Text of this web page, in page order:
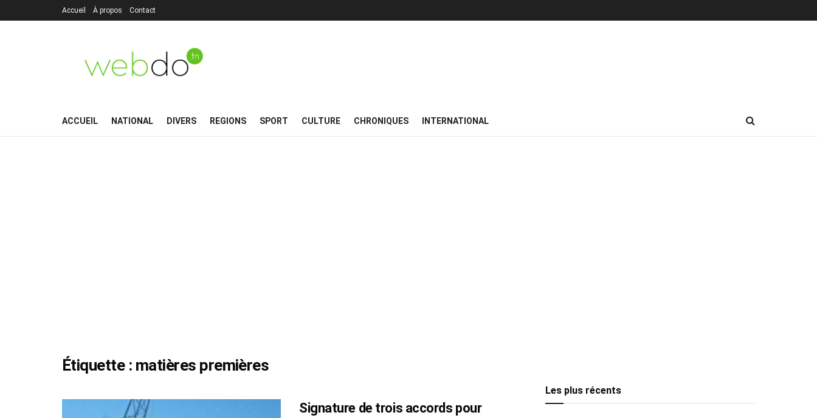
Accueil À propos Contact
ACCUEIL NATIONAL DIVERS REGIONS SPORT CULTURE CHRONIQUES INTERNATIONAL
Étiquette : matières premières
Signature de trois accords pour
Les plus récents